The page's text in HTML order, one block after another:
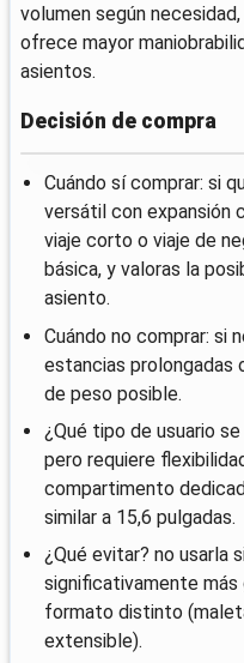
volumen según
ofrece mayor
asientos.
Decisión de compra
Cuándo sí comprar: si
versátil con expansión
viaje corto o viaje de
básica, y valoras la
asiento.
Cuándo no comprar: si
estancias prolongadas
de peso posible.
¿Qué tipo de usuario
pero requiere
compartimento
similar a 15,6 pulgadas.
¿Qué evitar? no usarla
significativamente más
formato distinto
extensible).